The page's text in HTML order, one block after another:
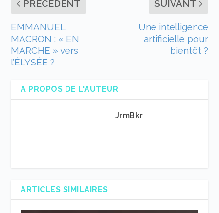
PRÉCÉDENT
EMMANUEL
MACRON : « EN
MARCHE » vers
l’ÉLYSÉE ?
SUIVANT
Une intelligence
artificielle pour
bientôt ?
A PROPOS DE L'AUTEUR
JrmBkr
ARTICLES SIMILAIRES